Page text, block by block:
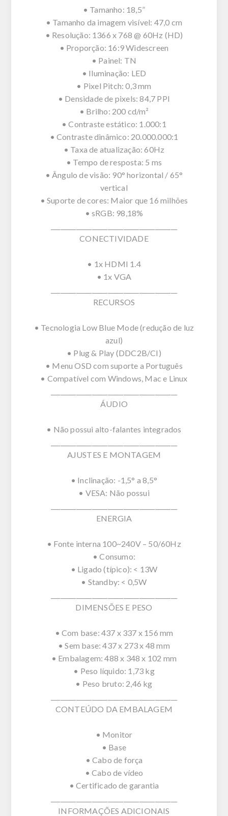
• Tamanho: 18,5”
• Tamanho da imagem visível: 47,0 cm
• Resolução: 1366 x 768 @ 60Hz (HD)
• Proporção: 16:9 Widescreen
• Painel: TN
• Iluminação: LED
• Pixel Pitch: 0,3 mm
• Densidade de pixels: 84,7 PPI
• Brilho: 200 cd/m²
• Contraste estático: 1.000:1
• Contraste dinâmico: 20.000.000:1
• Taxa de atualização: 60Hz
• Tempo de resposta: 5 ms
• Ângulo de visão: 90° horizontal / 65°
vertical
• Suporte de cores: Maior que 16 milhões
• sRGB: 98,18%
CONECTIVIDADE
• 1x HDMI 1.4
• 1x VGA
RECURSOS
• Tecnologia Low Blue Mode (redução de luz
azul)
• Plug & Play (DDC2B/CI)
• Menu OSD com suporte a Português
• Compatível com Windows, Mac e Linux
ÁUDIO
• Não possui alto-falantes integrados
AJUSTES E MONTAGEM
• Inclinação: -1,5° a 8,5°
• VESA: Não possui
ENERGIA
• Fonte interna 100~240V – 50/60Hz
• Consumo:
• Ligado (típico): < 13W
• Standby: < 0,5W
DIMENSÕES E PESO
• Com base: 437 x 337 x 156 mm
• Sem base: 437 x 273 x 48 mm
• Embalagem: 488 x 348 x 102 mm
• Peso líquido: 1,73 kg
• Peso bruto: 2,46 kg
CONTEÚDO DA EMBALAGEM
• Monitor
• Base
• Cabo de força
• Cabo de vídeo
• Certificado de garantia
INFORMAÇÕES ADICIONAIS